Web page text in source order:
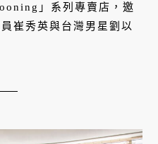
」系列專賣店，邀
崔秀英與台灣男星劉以